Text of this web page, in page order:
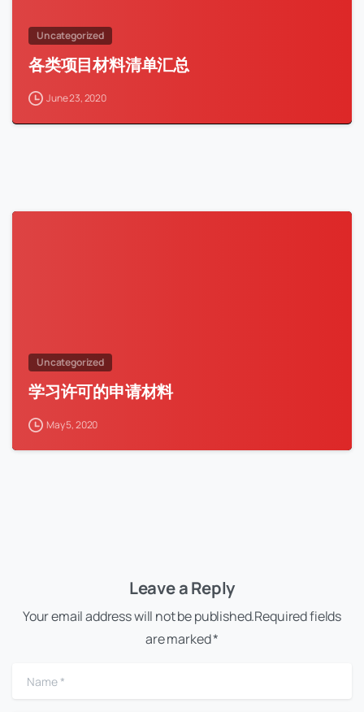
Uncategorized
各类项目材料清单汇总
June 23, 2020
Uncategorized
学习许可的申请材料
May 5, 2020
Leave a Reply
Your email address will not be published.Required fields
are marked *
Name